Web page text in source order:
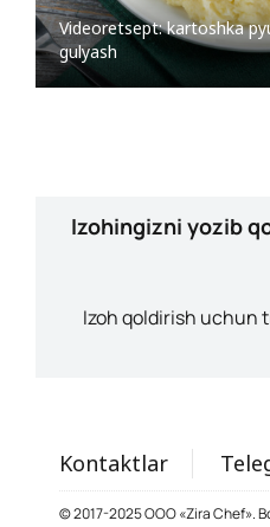
Videoretsept: kartoshka
gulyash
Izohingizni yozib
Izoh qoldirish uchun
Kontaktlar
© 2017-2025 ООО «Zira Chef».